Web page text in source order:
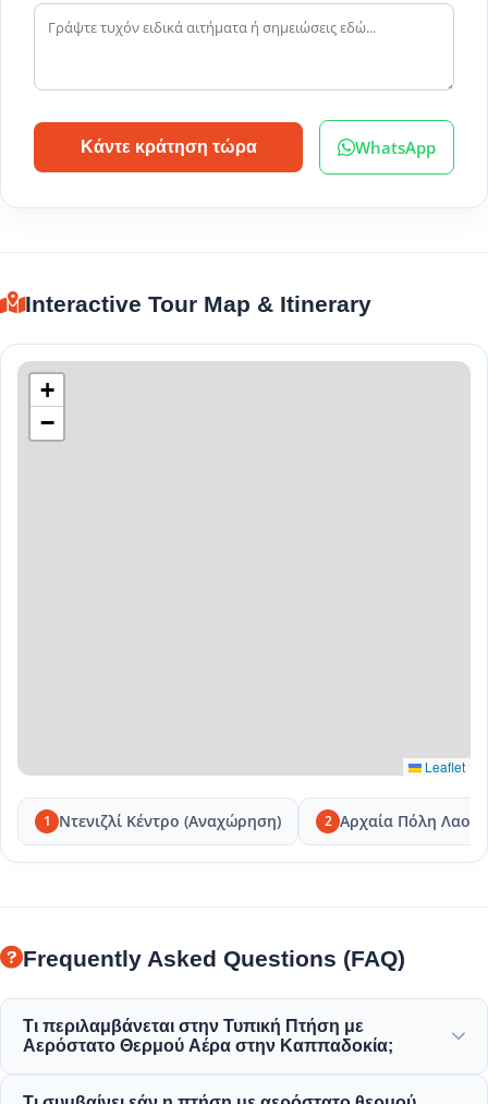
Κάντε κράτηση τώρα WhatsApp
Interactive Tour Map & Itinerary
+
−
Leaflet
1 Ντενιζλί Κέντρο (Αναχώρηση) 2 Αρχαία Πόλη
Frequently Asked Questions (FAQ)
Τι περιλαμβάνεται στην Τυπική Πτήση με
Αερόστατο Θερμού Αέρα στην Καππαδοκία;